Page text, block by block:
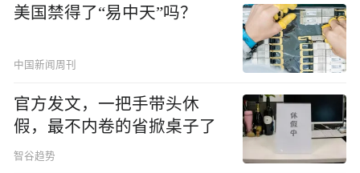
美国禁得了“易中天”吗？
中国新闻周刊
官方发文，一把手带头休
假，最不内卷的省掀桌子了
智谷趋势